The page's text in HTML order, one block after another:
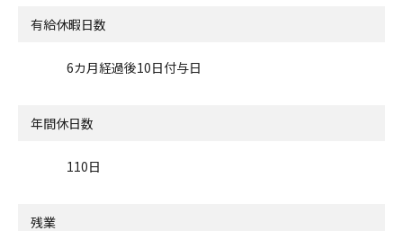
有給休暇日数
6カ月経過後10日付与日
年間休日数
110日
残業